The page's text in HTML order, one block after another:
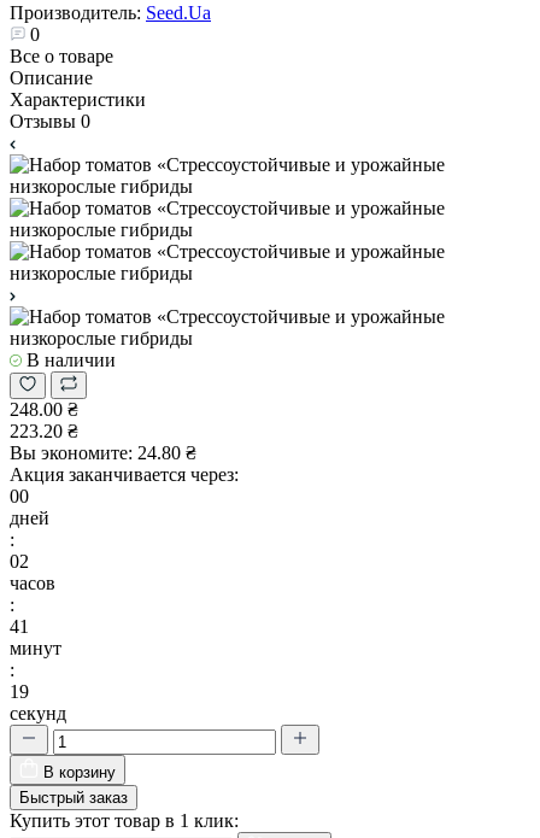
Производитель: Seed.Ua
0
Все о товаре
Описание
Характеристики
Отзывы 0
В наличии
248.00 ₴
223.20 ₴
Вы экономите: 24.80 ₴
Акция заканчивается через:
00
дней
:
02
часов
:
41
минут
:
19
секунд
В корзину
Быстрый заказ
Купить этот товар в 1 клик: